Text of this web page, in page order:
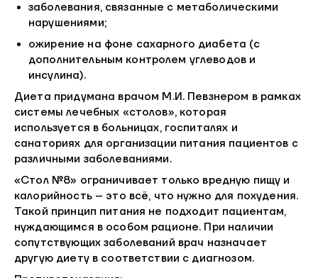
заболевания, связанные с метаболическими
нарушениями;
ожирение на фоне сахарного диабета (с
дополнительным контролем углеводов и
инсулина).
Диета придумана врачом М.И. Певзнером в рамках
системы лечебных «столов», которая
используется в больницах, госпиталях и
санаториях для организации питания пациентов с
различными заболеваниями.
«Стол №8» ограничивает только вредную пищу и
калорийность – это всё, что нужно для похудения.
Такой принцип питания не подходит пациентам,
нуждающимся в особом рационе. При наличии
сопутствующих заболеваний врач назначает
другую диету в соответствии с диагнозом.